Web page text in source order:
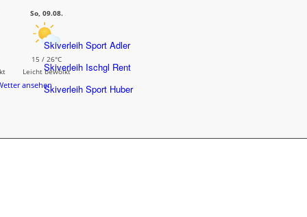
So, 09.08.
15 / 26°C
Leicht bewölkt
ansehen
Skiverleih Sport Adler
Skiverleih Ischgl Rent
Skiverleih Sport Huber